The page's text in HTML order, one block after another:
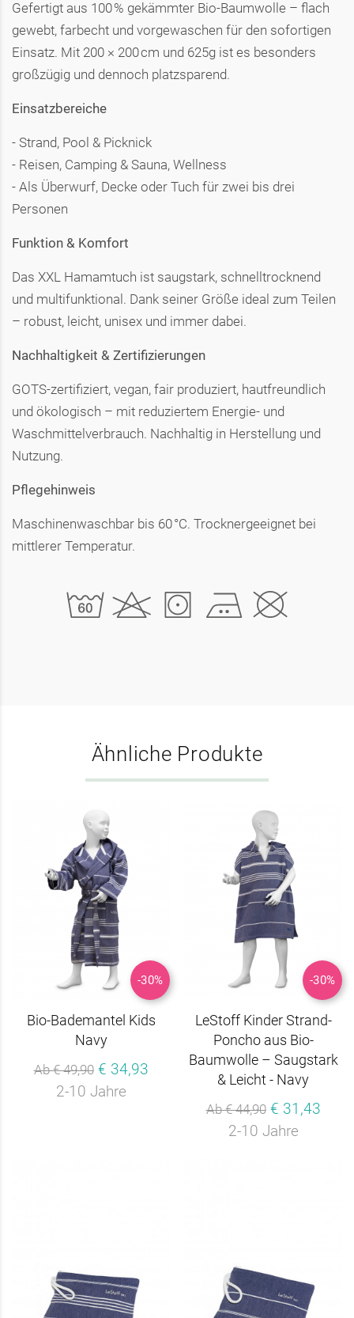
Gefertigt aus 100 % gekämmter Bio-Baumwolle – flach
gewebt, farbecht und vorgewaschen für den sofortigen
Einsatz. Mit 200 × 200 cm und 625g ist es besonders
großzügig und dennoch platzsparend.
Einsatzbereiche
- Strand, Pool & Picknick
- Reisen, Camping & Sauna, Wellness
- Als Überwurf, Decke oder Tuch für zwei bis drei
Personen
Funktion & Komfort
Das XXL Hamamtuch ist saugstark, schnelltrocknend
und multifunktional. Dank seiner Größe ideal zum Teilen
– robust, leicht, unisex und immer dabei.
Nachhaltigkeit & Zertifizierungen
GOTS-zertifiziert, vegan, fair produziert, hautfreundlich
und ökologisch – mit reduziertem Energie- und
Waschmittelverbrauch. Nachhaltig in Herstellung und
Nutzung.
Pflegehinweis
Maschinenwaschbar bis 60 °C. Trocknergeeignet bei
mittlerer Temperatur.
Ähnliche Produkte
-30%
Bio-Bademantel Kids
Navy
Ab € 49,90 € 34,93
2-10 Jahre
-30%
LeStoff Kinder Strand-
Poncho aus Bio-
Baumwolle – Saugstark
& Leicht - Navy
Ab € 44,90 € 31,43
2-10 Jahre